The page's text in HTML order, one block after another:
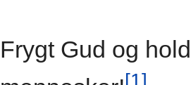
Frygt Gud og
[1]